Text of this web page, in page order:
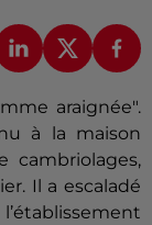
araignée".
à la maison
cambriolages,
Il a escaladé